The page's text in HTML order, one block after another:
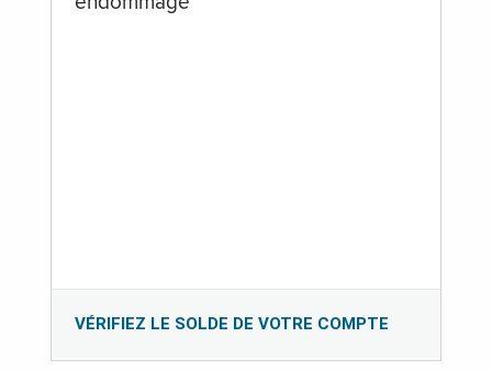
VÉRIFIEZ LE SOLDE DE VOTRE COMPTE